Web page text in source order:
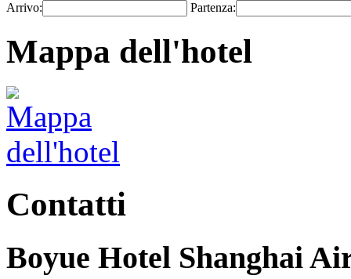
Arrivo: Partenza:
Mappa dell'hotel
Contatti
Boyue Hotel Shanghai